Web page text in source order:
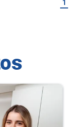
1